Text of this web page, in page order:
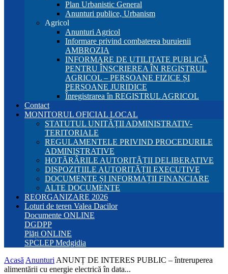
Plan Urbanistic General
Anunturi publice, Urbanism
Agricol
Anunturi Agricol
Informare privind combaterea buruienii
AMBROZIA
INFORMARE DE UTILITATE PUBLICĂ
PENTRU ÎNSCRIEREA ÎN REGISTRUL
AGRICOL – PERSOANE FIZICE ȘI
PERSOANE JURIDICE
Înregistrarea în REGISTRUL AGRICOL
Contact
MONITORUL OFICIAL LOCAL
STATUTUL UNITĂȚII ADMINISTRATIV-
TERITORIALE
REGULAMENTELE PRIVIND PROCEDURILE
ADMINISTRATIVE
HOTĂRÂRILE AUTORITĂȚII DELIBERATIVE
DISPOZIȚIILE AUTORITĂȚII EXECUTIVE
DOCUMENTE ȘI INFORMAȚII FINANCIARE
ALTE DOCUMENTE
REORGANIZARE 2026
Loturi de teren Valea Dacilor
Documente ONLINE
DGDPP
Plăți ONLINE
SPCLEP Medgidia
Acasă Anunturi ANUNȚ DE INTERES PUBLIC – întreruperea
alimentării cu energie electrică în data...